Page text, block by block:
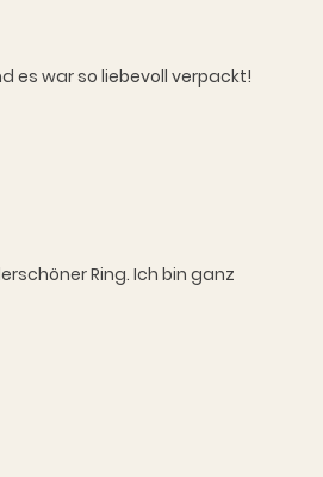
es war so liebevoll verpackt!
Ring. Ich bin ganz